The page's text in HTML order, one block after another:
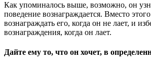
Как упоминалось выше, возможно, он
поведение вознаграждается. Вместо
вознаграждать его, когда он не лает, и
вознаграждения, когда он лает.
Дайте ему то, что он хочет, в